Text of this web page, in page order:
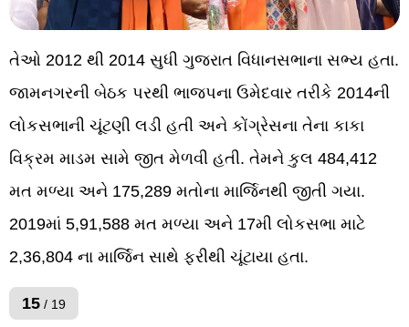
તેઓ 2012 થી 2014 સુધી ગુજરાત વિધાનસભાના સભ્ય હતા.
જામનગરની બેઠક પરથી ભાજપના ઉમેદવાર તરીકે 2014ની
લોકસભાની ચૂંટણી લડી હતી અને કોંગ્રેસના તેના કાકા
વિક્રમ માડમ સામે જીત મેળવી હતી. તેમને કુલ 484,412
મત મળ્યા અને 175,289 મતોના માર્જિનથી જીતી ગયા.
2019માં 5,91,588 મત મળ્યા અને 17મી લોકસભા માટે
2,36,804 ના માર્જિન સાથે ફરીથી ચૂંટાયા હતા.
15 / 19